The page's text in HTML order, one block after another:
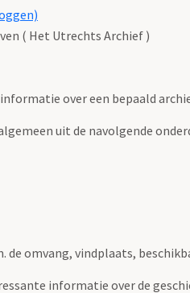
( Het Utrechts Archief )
over een bepaald
uit de navolgende
de omvang, vindplaats,
informatie over de